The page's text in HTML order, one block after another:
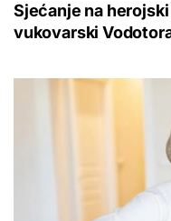
Sjećanje na
vukovarski